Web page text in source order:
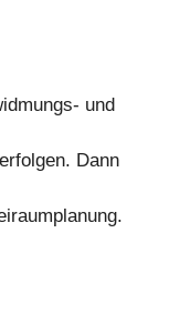
und
Dann